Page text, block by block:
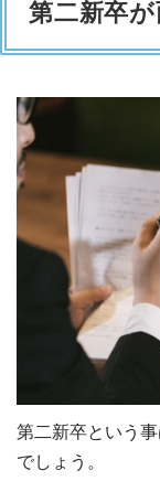
第二新卒
第二新卒という
でしょう。